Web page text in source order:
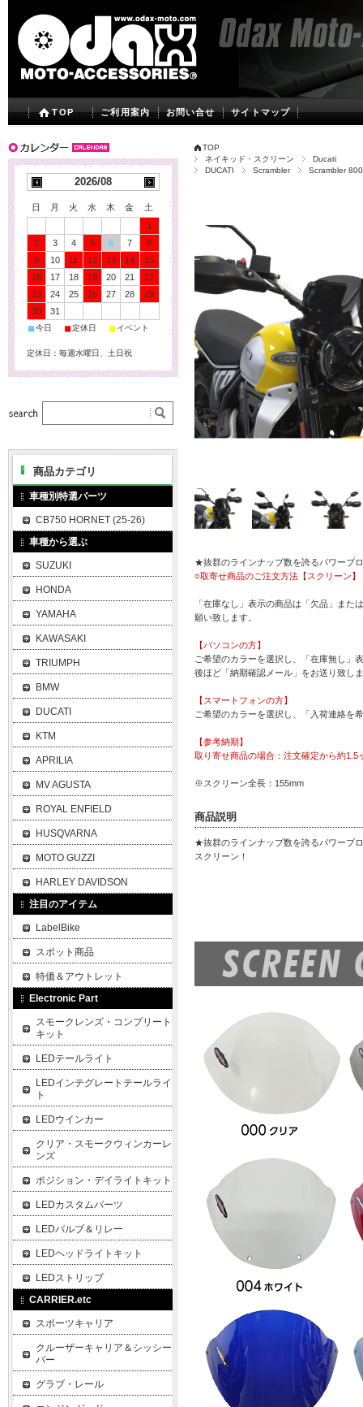
TOP ご利用案内 お問い合せ サイトマップ
TOP
ネイキッド・スクリーン
Ducati
DUCATI
Scrambler Scrambler
★抜群のラインナップ数を誇るパワーブ
○取寄せ商品のご注文方法【スクリーン】
「在庫なし」表示の商品は「欠品」ま
願い致します。
【パソコンの方】
ご希望のカラーを選択し、「在庫無し」
後ほど「納期確認メール」をお送り致し
【スマートフォンの方】
ご希望のカラーを選択し、「入荷連絡を
【参考納期】
取り寄せ商品の場合：注文確定から約1.5
※スクリーン全長：155mm
商品説明
★抜群のラインナップ数を誇るパワーブ
スクリーン！
2026/08
日 月 火 水 木 金
土
1
2
3 4 5 6 7
8
9
10 11 12 13 14
15
16
17 18 19 20 21
22
23
24 25 26 27 28
29
30
31
■今日 ■定休日 ■ イベント
定休日：毎週水曜日、土日祝
商品カテゴリ
車種別特選パーツ
CB750 HORNET (25-26)
車種から選ぶ
SUZUKI
HONDA
YAMAHA
KAWASAKI
TRIUMPH
BMW
DUCATI
KTM
APRILIA
MV AGUSTA
ROYAL ENFIELD
HUSQVARNA
MOTO GUZZI
HARLEY DAVIDSON
注目のアイテム
LabelBike
スポット商品
特価＆アウトレット
Electronic Part
スモークレンズ・コンプリート
キット
LEDテールライト
LEDインテグレートテールライ
ト
LEDウインカー
クリア・スモークウィンカーレ
ンズ
ポジション・デイライトキット
LEDカスタムパーツ
LEDバルブ＆リレー
LEDヘッドライトキット
LEDストリップ
CARRIER.etc
スポーツキャリア
クルーザーキャリア＆シッシー
バー
グラブ・レール